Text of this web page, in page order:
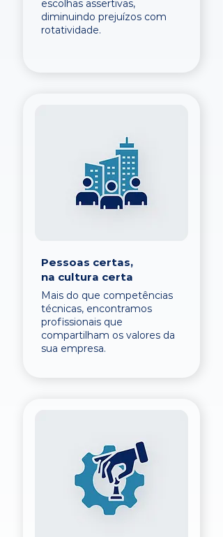
escolhas assertivas,
diminuindo prejuízos com
rotatividade.
Pessoas certas,
na cultura certa
Mais do que competências
técnicas, encontramos
profissionais que
compartilham os valores da
sua empresa.